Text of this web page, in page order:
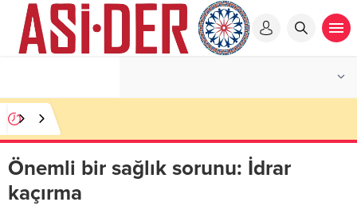
Önemli bir sağlık sorunu: İdrar
kaçırma